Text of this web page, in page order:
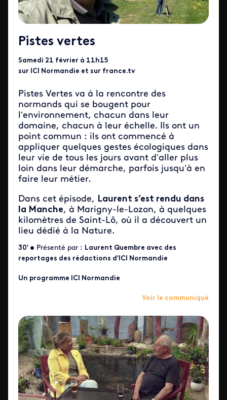
Pistes vertes
Samedi 21 février à 11h15
sur ICI Normandie et sur france.tv
Pistes Vertes va à la rencontre des
normands qui se bougent pour
l’environnement, chacun dans leur
domaine, chacun à leur échelle. Ils ont un
point commun : ils ont commencé à
appliquer quelques gestes écologiques dans
leur vie de tous les jours avant d’aller plus
loin dans leur démarche, parfois jusqu’à en
faire leur métier.
Dans cet épisode, Laurent s’est rendu dans
la Manche, à Marigny-le-Lozon, à quelques
kilomètres de Saint-Lô, où il a découvert un
lieu dédié à la Nature.
30' • Présenté par : Laurent Quembre avec des
reportages des rédactions d'ICI Normandie
Un programme ICI Normandie
Voir le communiqué